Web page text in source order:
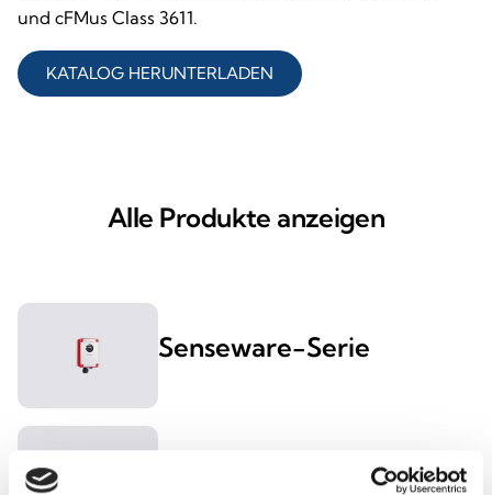
und cFMus Class 3611.
KATALOG HERUNTERLADEN
Alle Produkte anzeigen
Senseware-Serie
Senseware-Zubehör